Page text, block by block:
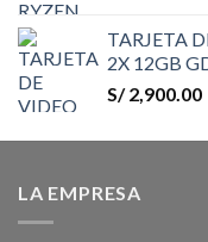
TARJETA
2X 12GB
S/2,900.00
LA EMPRESA